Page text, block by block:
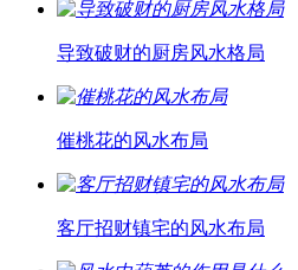
导致破财的厨房风水格局
催桃花的风水布局
客厅招财镇宅的风水布局